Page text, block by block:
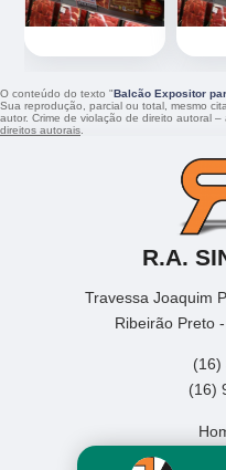
O conteúdo do texto "Balcão Expositor
Sua reprodução, parcial ou total, mesmo
autor. Crime de violação de direito autoral
direitos autorais
R.A.
Travessa Joaquim
Ribeirão Preto
(16)
(16)